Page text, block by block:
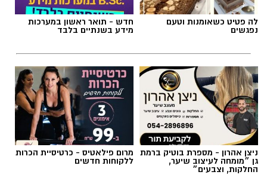
מרב סבן
בדיוק בנקודה הזו עולה שאלת הגבולות בהורות.
לא כטכניקה, אלא כתפיסת עולם הורית.
לה פטיט כשאומנות וטעם
נפגשים
חדש - תואר ראשון במערכות
מידע בשנתיים בלבד
ניצן אהרון - מספרת בוטיק ברמת
גן ״מומחה לעיצוב שיער,
החלקות, וצבעים״
מרום פילאטיס - כרטיסיית הכרות
ללקוחות חדשים